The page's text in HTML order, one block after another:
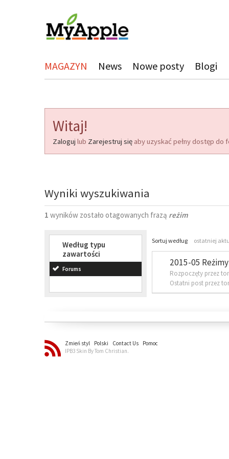
MAGAZYN News Nowe posty Blogi
Witaj!
Zaloguj lub Zarejestruj się aby uzyskać pełny dostęp do
Wyniki wyszukiwania
1 wyników zostało otagowanych frazą reżim
Według typu
zawartości
Forums
Sortuj według ostatniej
2015-05
Rozpoczęty przez
Ostatni post przez
Zmień styl Polski Contact Us
Pomoc
IPB3 Skin By Tom Christian.